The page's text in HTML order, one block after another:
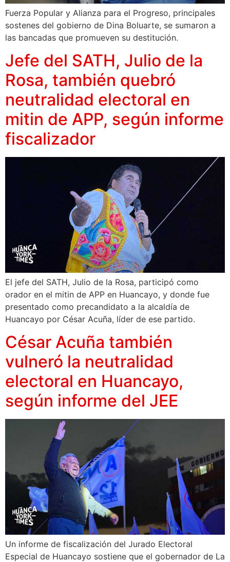
Fuerza Popular y Alianza para el Progreso, principales
sostenes del gobierno de Dina Boluarte, se sumaron a
las bancadas que promueven su destitución.
Jefe del SATH, Julio de la
Rosa, también quebró
neutralidad electoral en
mitin de APP, según informe
fiscalizador
El jefe del SATH, Julio de la Rosa, participó como
orador en el mitin de APP en Huancayo, y donde fue
presentado como precandidato a la alcaldía de
Huancayo por César Acuña, líder de ese partido.
César Acuña también
vulneró la neutralidad
electoral en Huancayo,
según informe del JEE
Un informe de fiscalización del Jurado Electoral
Especial de Huancayo sostiene que el gobernador de La